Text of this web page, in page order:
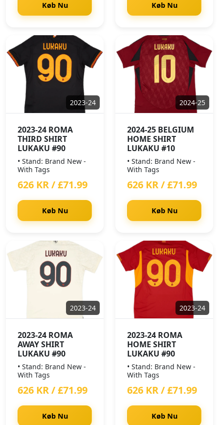
Køb Nu Køb Nu
2023-24
2023-24 ROMA
THIRD SHIRT
LUKAKU #90
• Stand: Brand New -
With Tags
626 KR / £71.99
Køb Nu
2024-25
2024-25 BELGIUM
HOME SHIRT
LUKAKU #10
• Stand: Brand New -
With Tags
626 KR / £71.99
Køb Nu
2023-24
2023-24 ROMA
AWAY SHIRT
LUKAKU #90
• Stand: Brand New -
With Tags
626 KR / £71.99
Køb Nu
2023-24
2023-24 ROMA
HOME SHIRT
LUKAKU #90
• Stand: Brand New -
With Tags
626 KR / £71.99
Køb Nu